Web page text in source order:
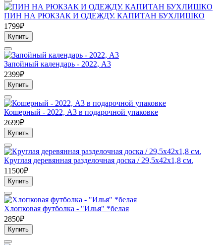
ПИН НА РЮКЗАК И ОДЕЖДУ. КАПИТАН БУХЛИШКО
1799₽
Купить
Запойный календарь - 2022, А3
2399₽
Купить
Кошерный - 2022, А3 в подарочной упаковке
2699₽
Купить
Круглая деревянная разделочная доска / 29,5х42х1,8 см.
11500₽
Купить
Хлопковая футболка - "Илья" *белая
2850₽
Купить